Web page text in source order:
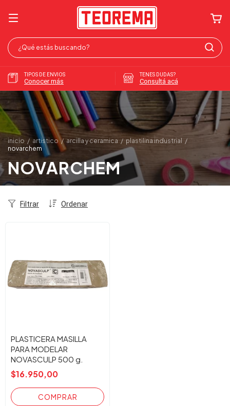
TIPOS DE ENVIOS
Conocer más
TENES DUDAS?
Consultá acá
inicio / artistico / arcilla y ceramica / plastilina industrial
/
novarchem
NOVARCHEM
Ordenar
Filtrar
PLASTICERA MASILLA
PARA MODELAR
NOVASCULP 500 g.
$16.950,00